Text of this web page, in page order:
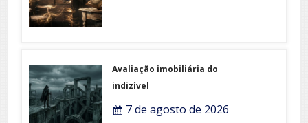
Avaliação imobiliária do
indizível
7 de agosto de 2026